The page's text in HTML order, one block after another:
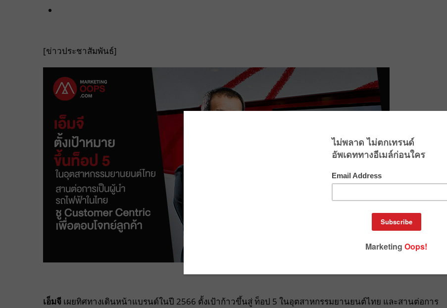
[ข่าวประชาสัมพันธ์]
เอ็มจี เผยทิศทางเดินหน้าแบรนด์ในปี 2566 ตั้งเป้าก้าวขึ้นสู่ ท็อป 5 ในอุตสาหกรรมยานยนต์ไทย และสานต่อการ